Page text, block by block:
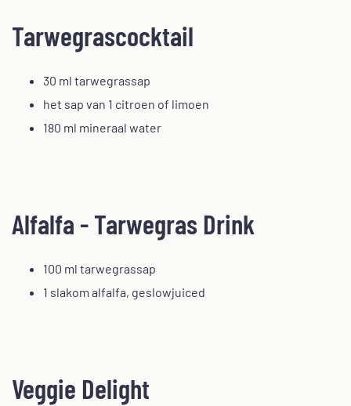
Tarwegrascocktail
30 ml tarwegrassap
het sap van 1 citroen of limoen
180 ml mineraal water
Alfalfa - Tarwegras Drink
100 ml tarwegrassap
1 slakom alfalfa, geslowjuiced
Veggie Delight